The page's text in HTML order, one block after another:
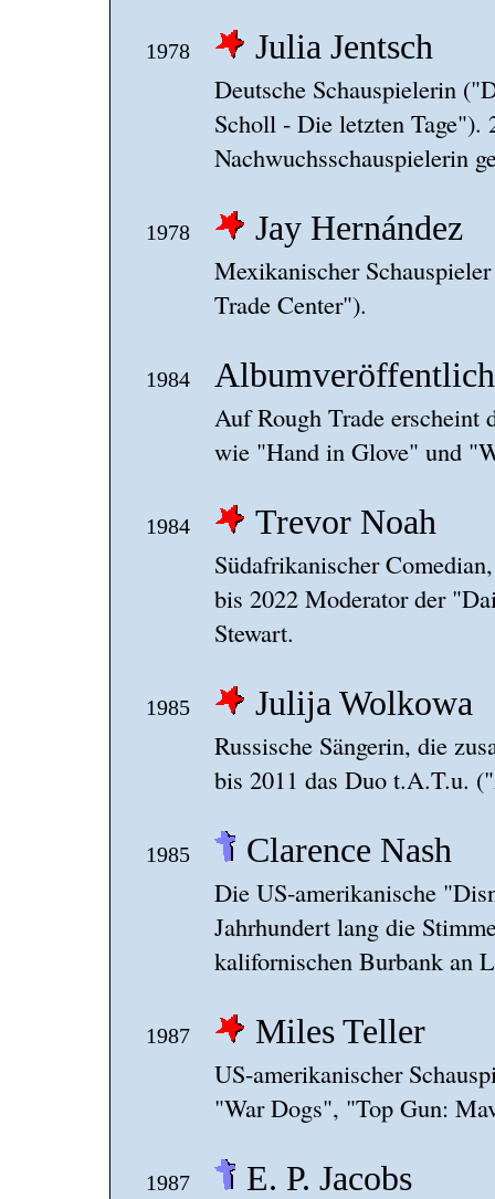
1978 Julia Jentsch
Deutsche Schauspielerin
Scholl - Die letzten Tage").
Nachwuchsschauspielerin
1978 Jay Hernández
Mexikanischer
Trade Center").
1984
Auf Rough Trade erscheint
wie "Hand in Glove" und
1984 Trevor Noah
Südafrikanischer
bis 2022 Moderator der
Stewart.
1985 Julija Wolkowa
Russische Sängerin, die
bis 2011 das Duo t.A.T.u.
1985 Clarence Nash
Die US-amerikanische
Jahrhundert lang die
kalifornischen Burbank an
1987 Miles Teller
US-amerikanischer
"War Dogs", "Top Gun:
1987 E. P. Jacobs